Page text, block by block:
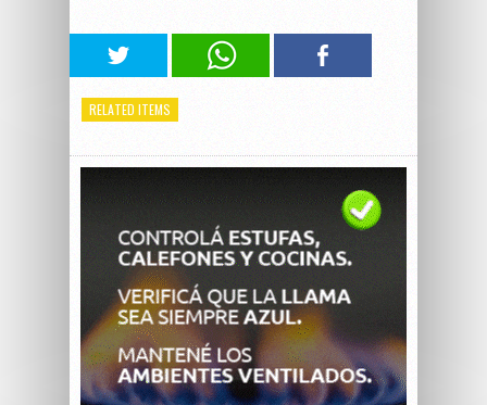
RELATED ITEMS